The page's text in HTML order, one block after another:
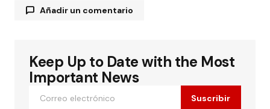
Añadir un comentario
Tu dirección de correo electrónico no será
publicada.Los campos obligatorios están
marcados con*
Keep Up to Date with the Most
Important News
Suscribir